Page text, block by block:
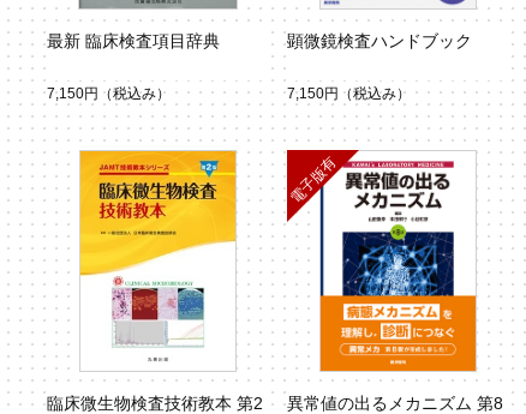
最新 臨床検査項目辞典
7,150円 （税込み）
顕微鏡検査ハンドブック
7,150円 （税込み）
臨床微生物検査技術教本 第2
異常値の出るメカニズム 第8